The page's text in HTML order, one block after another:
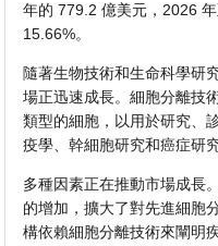
年的 779.2 億美元，2026
15.66%。
隨著生物技術和生命科學研
場正迅速成長。細胞分離技
類型的細胞，以用於研究、
疫學、幹細胞研究和癌症研
多種因素正在推動市場成長
的增加，擴大了對先進細胞
構依賴細胞分離技術來闡明